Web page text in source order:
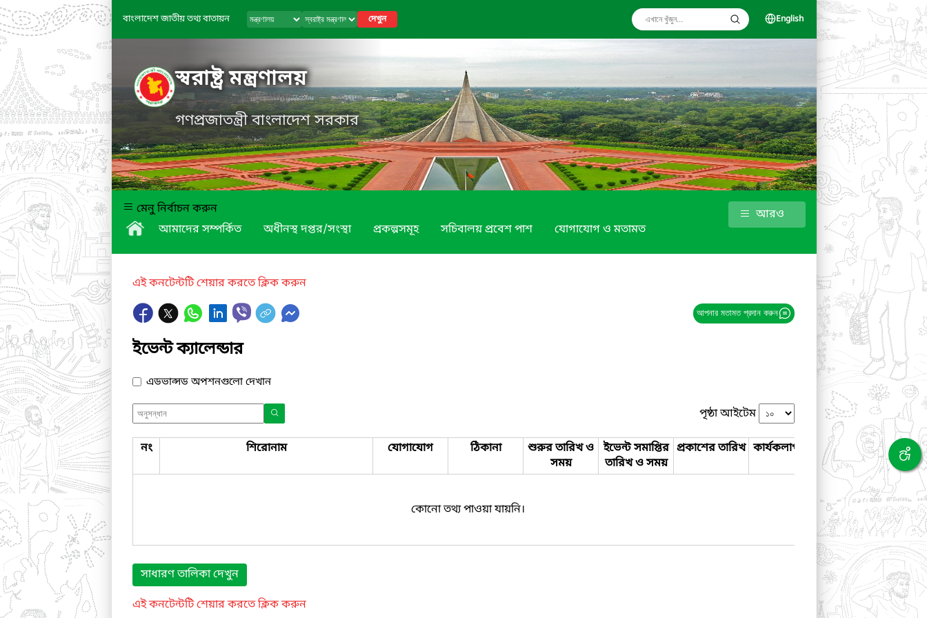
বাংলাদেশ জাতীয় তথ্য বাতায়ন দেখুন English
স্বরাষ্ট্র মন্ত্রণালয়
গণপ্রজাতন্ত্রী বাংলাদেশ সরকার
মেনু নির্বাচন করুন
আমাদের সম্পর্কিত
অধীনস্থ দপ্তর/সংস্থা প্রকল্পসমূহ সচিবালয় প্রবেশ পাশ যোগাযোগ ও মতামত
আরও
এই কনটেন্টটি শেয়ার করতে ক্লিক করুন
আপনার মতামত প্রদান করুন
ইভেন্ট ক্যালেন্ডার
এডভান্সড অপশনগুলো দেখান
পৃষ্ঠা আইটেম
নং শিরোনাম যোগাযোগ ঠিকানা
শুরুর তারিখ ও
সময়
ইভেন্ট সমাপ্তির
তারিখ ও সময়
প্রকাশের তারিখ কার্যকলাপ
কোনো তথ্য পাওয়া যায়নি।
সাধারণ তালিকা দেখুন
এই কনটেন্টটি শেয়ার করতে ক্লিক করুন